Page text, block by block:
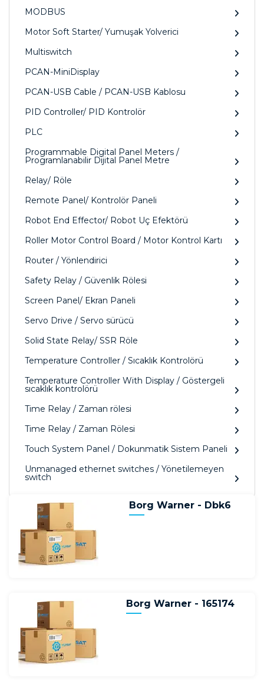
MODBUS
Motor Soft Starter/ Yumuşak Yolverici
Multiswitch
PCAN-MiniDisplay
PCAN-USB Cable / PCAN-USB Kablosu
PID Controller/ PID Kontrolör
PLC
Programmable Digital Panel Meters /
Programlanabilir Dijital Panel Metre
Relay/ Röle
Remote Panel/ Kontrolör Paneli
Robot End Effector/ Robot Uç Efektörü
Roller Motor Control Board / Motor Kontrol Kartı
Router / Yönlendirici
Safety Relay / Güvenlik Rölesi
Screen Panel/ Ekran Paneli
Servo Drive / Servo sürücü
Solid State Relay/ SSR Röle
Temperature Controller / Sıcaklık Kontrolörü
Temperature Controller With Display / Göstergeli
sıcaklık kontrolörü
Time Relay / Zaman rölesi
Time Relay / Zaman Rölesi
Touch System Panel / Dokunmatik Sistem Paneli
Unmanaged ethernet switches / Yönetilemeyen
switch
Borg Warner - Dbk6
Borg Warner - 165174